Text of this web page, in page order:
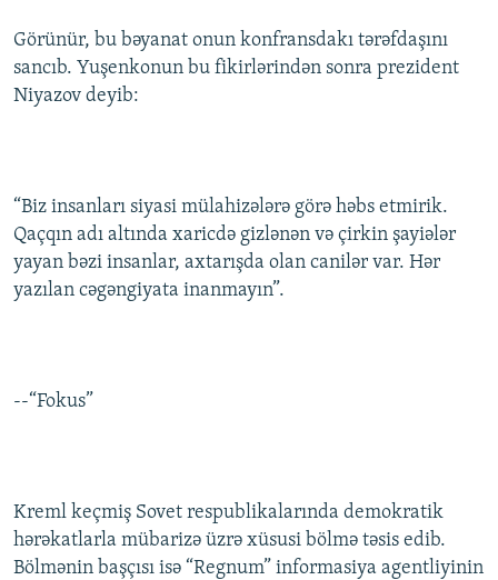
Görünür, bu bəyanat onun konfransdakı tərəfdaşını
sancıb. Yuşenkonun bu fikirlərindən sonra prezident
Niyazov deyib:
“Biz insanları siyasi mülahizələrə görə həbs etmirik.
Qaçqın adı altında xaricdə gizlənən və çirkin şayiələr
yayan bəzi insanlar, axtarışda olan canilər var. Hər
yazılan cəgəngiyata inanmayın”.
--“Fokus”
Kreml keçmiş Sovet respublikalarında demokratik
hərəkatlarla mübarizə üzrə xüsusi bölmə təsis edib.
Bölmənin başçısı isə “Regnum” informasiya agentliyinin